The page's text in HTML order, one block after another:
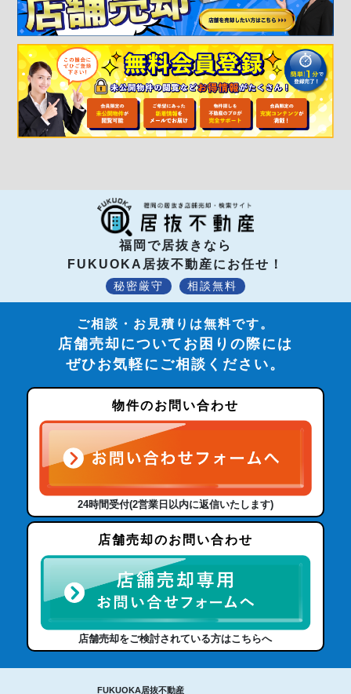
福岡で居抜きなら
FUKUOKA居抜不動産にお任せ！
秘密厳守 相談無料
ご相談・お見積りは無料です。
店舗売却についてお困りの際には
ぜひお気軽にご相談ください。
物件のお問い合わせ
24時間受付(2営業日以内に返信いたします)
店舗売却のお問い合わせ
店舗売却をご検討されている方はこちらへ
FUKUOKA居抜不動産